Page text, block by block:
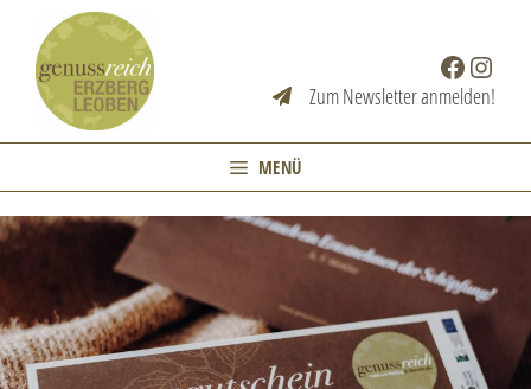
springen
Facebook
Zum Newsletter anmelden!
MENÜ